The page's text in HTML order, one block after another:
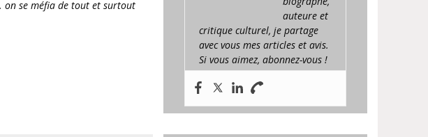
on se méfia de tout et surtout
auteure et
critique culturel, je partage
avec vous mes articles et avis.
Si vous aimez, abonnez-vous !